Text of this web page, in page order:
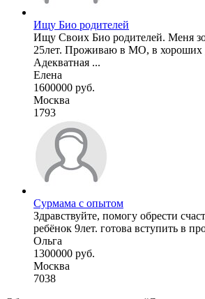
Ищу Био родителей
Ищу Своих Био родителей. Меня
25лет. Проживаю в МО, в хороших
Адекватная ...
Елена
1600000 руб.
Москва
1793
Сурмама с опытом
Здравствуйте, помогу обрести
ребёнок 9лет. готова вступить в
Ольга
1300000 руб.
Москва
7038